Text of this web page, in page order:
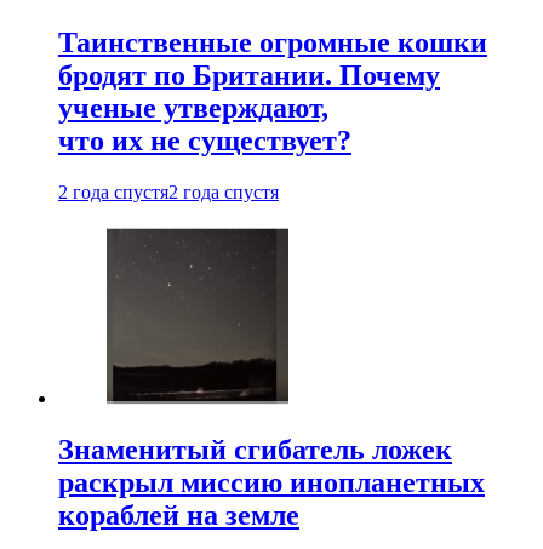
Таинственные огромные кошки
бродят по Британии. Почему
ученые утверждают,
что их не существует?
2 года спустя2 года спустя
Знаменитый сгибатель ложек
раскрыл миссию инопланетных
кораблей на земле